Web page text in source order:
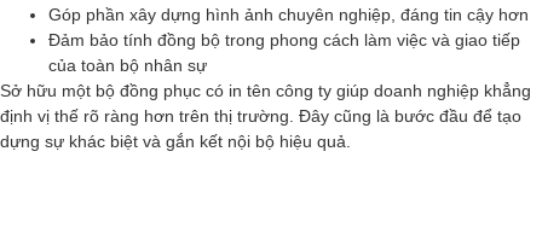
Góp phần xây dựng hình ảnh chuyên nghiệp, đáng tin cậy hơn
Đảm bảo tính đồng bộ trong phong cách làm việc và giao tiếp
của toàn bộ nhân sự
Sở hữu một bộ đồng phục có in tên công ty giúp doanh nghiệp khẳng
định vị thế rõ ràng hơn trên thị trường. Đây cũng là bước đầu để tạo
dựng sự khác biệt và gắn kết nội bộ hiệu quả.